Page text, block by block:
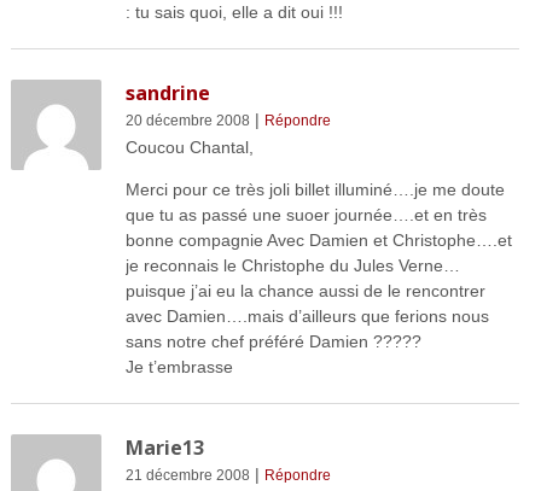
: tu sais quoi, elle a dit oui !!!
sandrine
20 décembre 2008 | Répondre
Coucou Chantal,
Merci pour ce très joli billet illuminé….je me doute
que tu as passé une suoer journée….et en très
bonne compagnie Avec Damien et Christophe….et
je reconnais le Christophe du Jules Verne…
puisque j’ai eu la chance aussi de le rencontrer
avec Damien….mais d’ailleurs que ferions nous
sans notre chef préféré Damien ?????
Je t’embrasse
Marie13
21 décembre 2008 | Répondre